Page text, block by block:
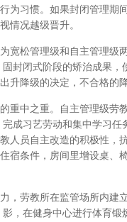
为习惯。如果封闭管理
情况越级晋升。
松管理级和自主管理级
封闭式阶段的矫治成果
升降级的决定，不合格的
中之重。自主管理级劳
成习艺劳动和集中学习
人员自主改造的积极性
宿条件，房间里增设桌
劳教所在监管场所内建
，在健身中心进行体育